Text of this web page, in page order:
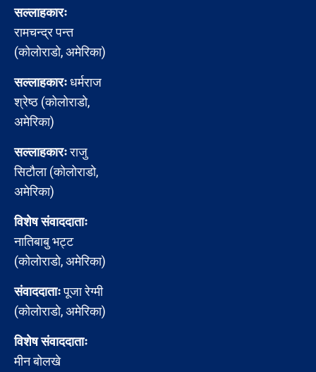
सल्लाहकारः
रामचन्द्र पन्त
(कोलोराडो, अमेरिका)
सल्लाहकारःधर्मराज
श्रेष्ठ (कोलोराडो,
अमेरिका)
सल्लाहकारःराजु
सिटौला (कोलोराडो,
अमेरिका)
विशेष संवाददाताः
नातिबाबु भट्ट
(कोलोराडो, अमेरिका)
संवाददाताःपूजा रेग्मी
(कोलोराडो, अमेरिका)
विशेष संवाददाताः
मीन बोलखे